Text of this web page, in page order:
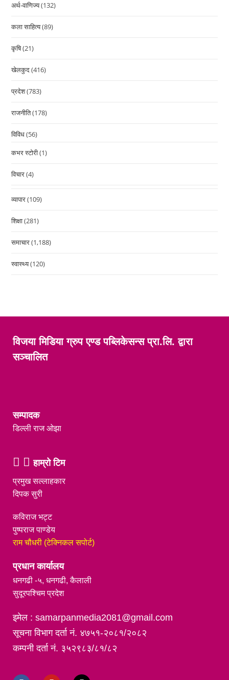
अर्थ-वाणिज्य(132)
कला साहित्य(89)
कृषि(21)
खेलकुद(416)
प्रदेश(783)
राजनीति(178)
विविध(56)
कभर स्टोरी(1)
विचार(4)
व्यापार(109)
शिक्षा(281)
समाचार(1,188)
स्वास्थ्य(120)
विजया मिडिया ग्रुप एण्ड पब्लिकेसन्स प्रा.लि. द्वारा
सञ्चालित
सम्पादक
डिल्ली राज ओझा
हाम्रो टिम
प्रमुख सल्लाहकार
दिपक सुरी
कविराज भट्ट
पुष्पराज पाण्डेय
राम चौधरी (टेक्निकल सपोर्ट)
प्रधान कार्यालय
धनगढी -५, धनगढी, कैलाली
सुदूरपश्चिम प्रदेश
इमेल : samarpanmedia2081@gmail.com
सूचना विभाग दर्ता नं. ४७५१-२०८१/२०८२
कम्पनी दर्ता नं. ३५२९८३/८१/८२